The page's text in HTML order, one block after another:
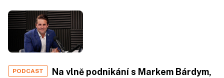
PODCAST
Na vlně podnikání s Markem Bárdym,